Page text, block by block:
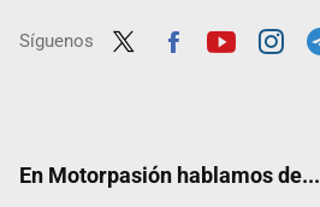
Síguenos
En Motorpasión hablamos de...